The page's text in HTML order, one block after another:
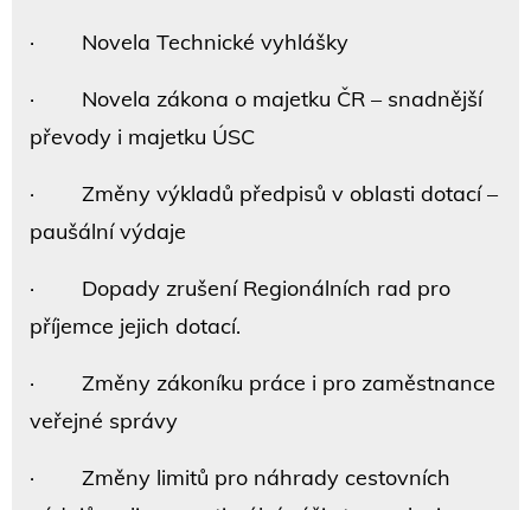
· Novela Technické vyhlášky
· Novela zákona o majetku ČR – snadnější
převody i majetku ÚSC
· Změny výkladů předpisů v oblasti dotací –
paušální výdaje
· Dopady zrušení Regionálních rad pro
příjemce jejich dotací.
· Změny zákoníku práce i pro zaměstnance
veřejné správy
· Změny limitů pro náhrady cestovních